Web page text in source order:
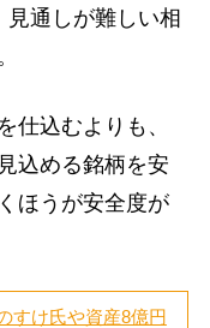
通しが難しい相
仕込むよりも、
込める銘柄を安
ほうが安全度が
すけ氏や資産8億円